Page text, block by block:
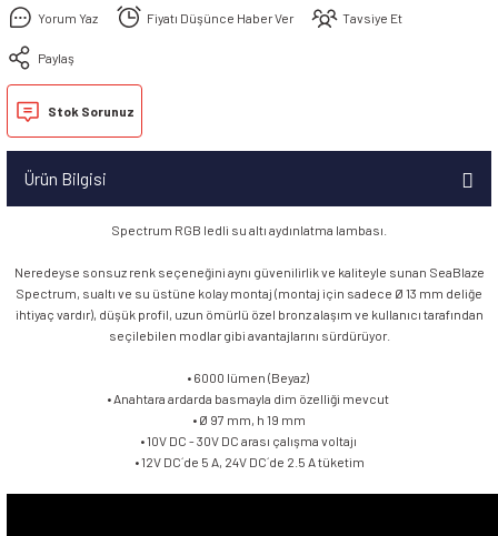
Yorum Yaz Fiyatı Düşünce Haber Ver Tavsiye Et
Paylaş
Stok Sorunuz
Ürün Bilgisi
Spectrum RGB ledli su altı aydınlatma lambası.
Neredeyse sonsuz renk seçeneğini aynı güvenilirlik ve kaliteyle sunan SeaBlaze
Spectrum, sualtı ve su üstüne kolay montaj (montaj için sadece Ø 13 mm deliğe
ihtiyaç vardır), düşük profil, uzun ömürlü özel bronz alaşım ve kullanıcı tarafından
seçilebilen modlar gibi avantajlarını sürdürüyor.
• 6000 lümen (Beyaz)
• Anahtara ardarda basmayla dim özelliği mevcut
• Ø 97 mm, h 19 mm
• 10V DC - 30V DC arası çalışma voltajı
• 12V DC´de 5 A, 24V DC´de 2.5 A tüketim